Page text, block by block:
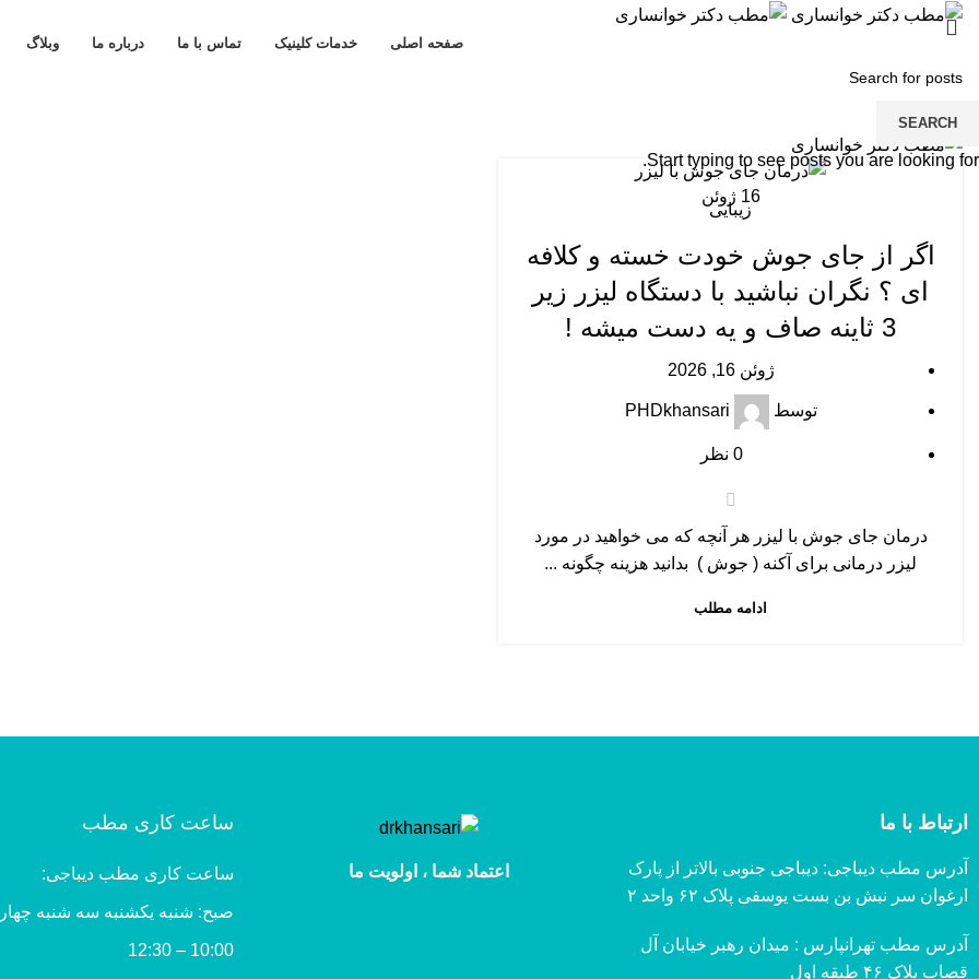
صفحه اصلی خدمات کلینیک تماس با ما درباره ما وبلاگ
منو
16 ژوئن
زیبایی
اگر از جای جوش خودت خسته و کلافه
ای ؟ نگران نباشید با دستگاه لیزر زیر
3 ثاینه صاف و یه دست میشه !
ژوئن 16, 2026
توسط PHDkhansari
0 نظر
درمان جای جوش با لیزر هر آنچه که می خواهید در مورد
لیزر درمانی برای آکنه ( جوش ) بدانید هزینه چگونه ...
ادامه مطلب
ارتباط با ما
آدرس مطب دیباجی: دیباجی جنوبی بالاتر از پارک
ارغوان سر نبش بن بست یوسفی پلاک ۶۲ واحد ۲
آدرس مطب تهرانپارس : میدان رهبر خیابان آل
قصاب پلاک ۴۶ طبقه اول
اعتماد شما ، اولویت ما
ساعت کاری مطب
ساعت کاری مطب دیباجی:
صبح: شنبه یکشنبه سه شنبه
10:00 – 12:30
SEARCH
Start typing to see posts you are looking for.